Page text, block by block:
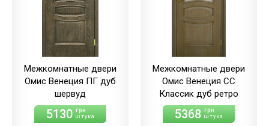
Межкомнатные двери
Омис Венеция ПГ дуб
шервуд
5130 грн
штука
Межкомнатные двери
Омис Венеция СС
Классик дуб ретро
5368 грн
штука